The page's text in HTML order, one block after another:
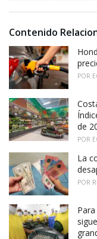
i
:
Contenido
POR
de
POR
La
POR